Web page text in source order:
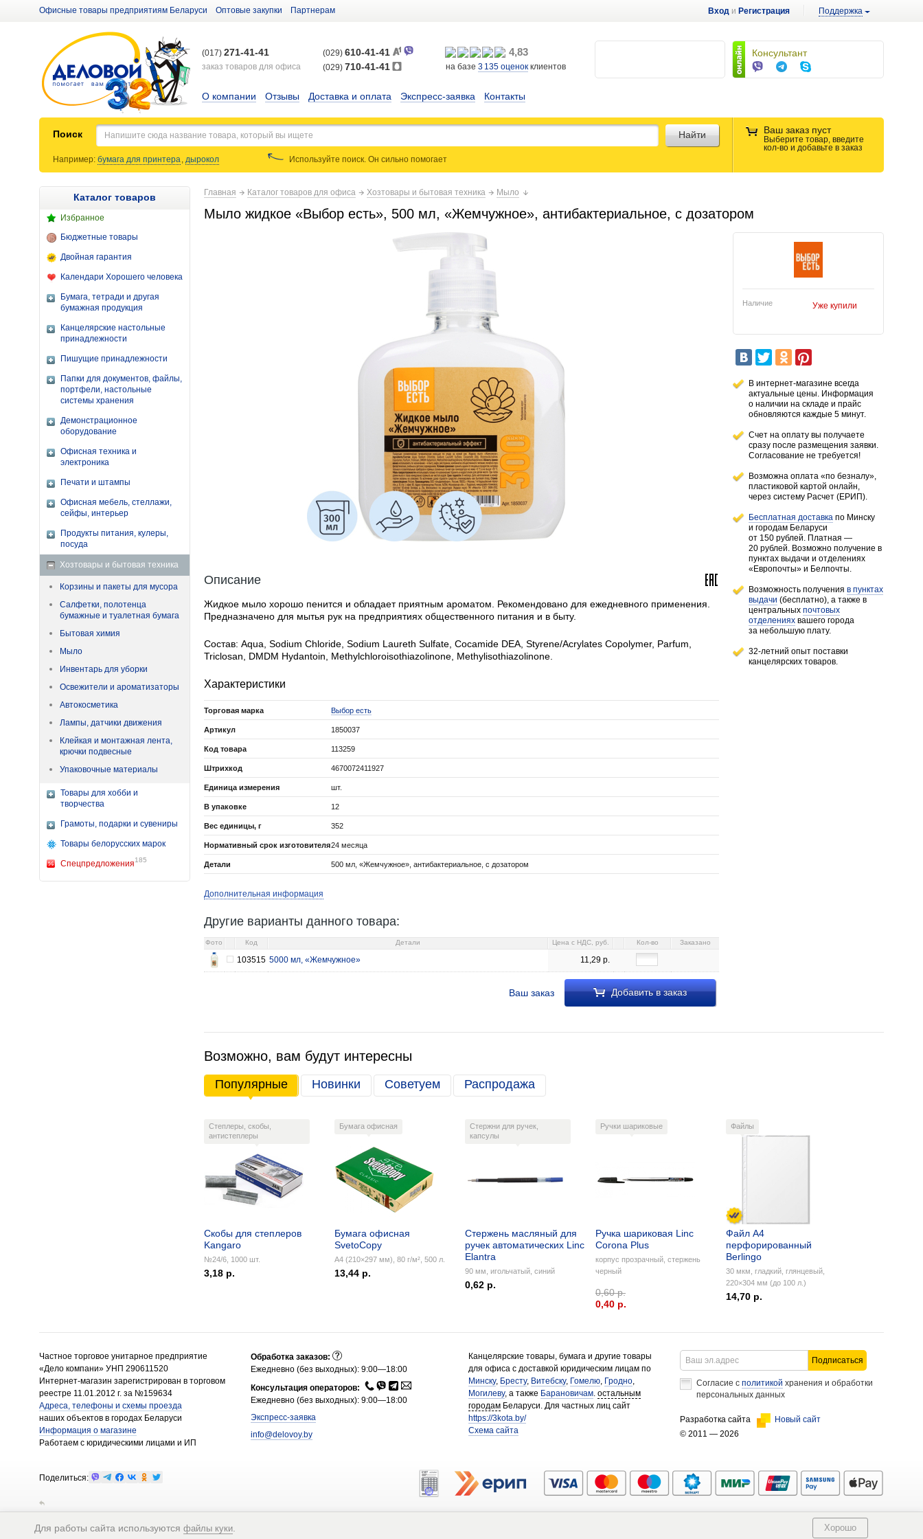
Вход и Регистрация Поддержка
Офисные товары предприятиям Беларуси Оптовые закупки Партнерам
Консультант
(017) 271-41-41
заказ товаров для офиса
(029) 610-41-41
(029) 710-41-41
4,83
на базе 3 135 оценок клиентов
О компании Отзывы Доставка и оплата Экспресс-заявка Контакты
Поиск Ваш заказ пуст
Выберите товар, введите
кол-во и добавьте в заказ
Найти
Например: бумага для принтера, дырокол Используйте поиск. Он сильнопомогает
Каталог товаров
Избранное
Бюджетные товары
Двойная гарантия
Календари Хорошего человека
Бумага, тетради и другая
бумажная продукция
Канцелярские настольные
принадлежности
Пишущие принадлежности
Папки для документов, файлы,
портфели, настольные
системы хранения
Демонстрационное
оборудование
Офисная техника и
электроника
Печати и штампы
Офисная мебель, стеллажи,
сейфы, интерьер
Продукты питания, кулеры,
посуда
Хозтовары и бытовая техника
Корзины и пакеты для мусора
Салфетки, полотенца
бумажные и туалетная бумага
Бытовая химия
Мыло
Инвентарь для уборки
Освежители и ароматизаторы
Автокосметика
Лампы, датчики движения
Клейкая и монтажная лента,
крючки подвесные
Упаковочные материалы
Товары для хобби и
творчества
Грамоты, подарки и сувениры
Товары белорусских марок
Спецпредложения185
Главная Каталог товаров для офиса Хозтовары и бытовая техника Мыло
Мыло жидкое «Выбор есть», 500 мл, «Жемчужное», антибактериальное, с дозатором
Наличие Уже купили
В интернет-магазине всегда
актуальные цены. Информация
о наличии на складе и прайс
обновляются каждые 5 минут.
Счет на оплату вы получаете
сразу после размещения заявки.
Согласование не требуется!
Возможна оплата «по безналу»,
пластиковой картой онлайн,
через систему Расчет (ЕРИП).
Бесплатная доставка по Минску
и городам Беларуси
от 150 рублей. Платная —
20 рублей. Возможно получение в
пунктах выдачи и отделениях
«Европочты» и Белпочты.
Возможность получения в пунктах
выдачи (бесплатно), а также в
центральных почтовых
отделениях вашего города
за небольшую плату.
32-летний опыт поставки
канцелярских товаров.
Описание
Жидкое мыло хорошо пенится и обладает приятным ароматом. Рекомендовано для ежедневного применения.
Предназначено для мытья рук на предприятиях общественного питания и в быту.
Состав: Aqua, Sodium Chloride, Sodium Laureth Sulfate, Cocamide DEA, Styrene/Acrylates Copolymer, Parfum,
Triclosan, DMDM Hydantoin, Methylchloroisothiazolinone, Methylisothiazolinone.
Характеристики
Торговая марка Выбор есть
Артикул 1850037
Код товара 113259
Штрихкод 4670072411927
Единица измерения шт.
В упаковке 12
Вес единицы, г 352
Нормативный срок изготовителя24 месяца
Детали 500 мл, «Жемчужное», антибактериальное, с дозатором
Дополнительная информация
Другие варианты данного товара:
Фото Код Детали Цена c НДС, руб. Кол-во Заказано
103515 5000 мл, «Жемчужное» 11,29 р.
Ваш заказ Добавить в заказ
Возможно, вам будут интересны
Популярные Новинки Советуем Распродажа
Степлеры, скобы,
антистеплеры
Скобы для степлеров
Kangaro
№24/6, 1000 шт.
3,18 р.
Бумага офисная
Бумага офисная
SvetoCopy
А4 (210×297 мм), 80 г/м², 500 л.
13,44 р.
Стержни для ручек,
капсулы
Стержень масляный для
ручек автоматических Linc
Elantra
90 мм, игольчатый, синий
0,62 р.
Ручки шариковые
Ручка шариковая Linc
Corona Plus
корпус прозрачный, стержень
черный
0,60 р.
0,40 p.
Файлы
Файл А4
перфорированный
Berlingo
30 мкм, гладкий, глянцевый,
220×304 мм (до 100 л.)
14,70 р.
Частное торговое унитарное предприятие
«Дело компани» УНП 290611520
Интернет-магазин зарегистрирован в торговом
реестре 11.01.2012 г. за №159634
Адреса, телефоны и схемы проезда
наших объектов в городах Беларуси
Информация о магазине
Работаем с юридическими лицами и ИП
Подписаться
Согласие с политикой хранения и обработки
персональных данных
Разработка сайта
Новый сайт
© 2011 — 2026
Обработка заказов:
Ежедневно (без выходных): 9:00—18:00
Консультация операторов:
Ежедневно (без выходных): 9:00—18:00
Экспресс-заявка
info@delovoy.by
Канцелярские товары, бумага и другие товары
для офиса с доставкой юридическим лицам по
Минску, Бресту, Витебску, Гомелю, Гродно,
Могилеву, а также Барановичам.остальным
городам Беларуси. Для частных лиц сайт
https://3kota.by/
Схема сайта
Поделиться:
Для работы сайта используются файлы куки Хорошо